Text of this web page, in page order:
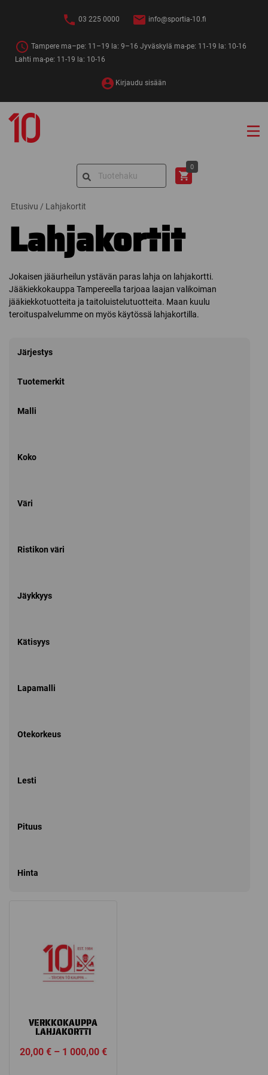
03 225 0000 info@sportia-10.fi
Tampere ma–pe: 11–19 la: 9–16 Jyväskylä ma-pe: 11-19 la: 10-16
Lahti ma-pe: 11-19 la: 10-16
Kirjaudu sisään
10
Search
0
Etusivu / Lahjakortit
Lahjakortit
Jokaisen jääurheilun ystävän paras lahja on lahjakortti.
Jääkiekkokauppa Tampereella tarjoaa laajan valikoiman
jääkiekkotuotteita ja taitoluistelutuotteita. Maan kuulu
teroituspalvelumme on myös käytössä lahjakortilla.
Järjestys
Tuotemerkit
Malli
Koko
Väri
Ristikon väri
Jäykkyys
Kätisyys
Lapamalli
Otekorkeus
Lesti
Pituus
Hinta
VERKKOKAUPPA
LAHJAKORTTI
20,00 € – 1 000,00 €Price